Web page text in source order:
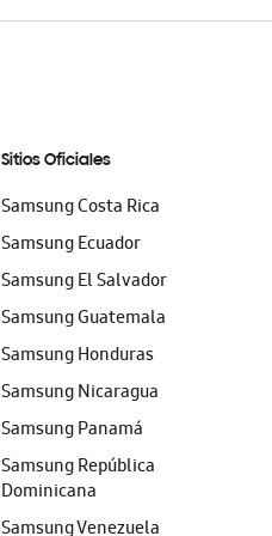
Sitios Oficiales
Samsung Costa Rica
Samsung Ecuador
Samsung El Salvador
Samsung Guatemala
Samsung Honduras
Samsung Nicaragua
Samsung Panamá
Samsung República
Dominicana
Samsung Venezuela